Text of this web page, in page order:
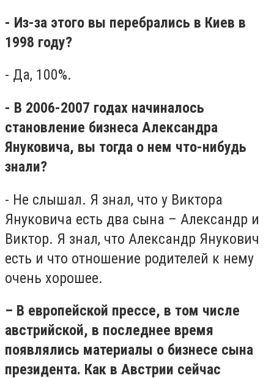
- Из-за этого вы перебрались в Киев в
1998 году?
- Да, 100%.
- В 2006-2007 годах начиналось
становление бизнеса Александра
Януковича, вы тогда о нем что-нибудь
знали?
- Не слышал. Я знал, что у Виктора
Януковича есть два сына – Александр и
Виктор. Я знал, что Александр Янукович
есть и что отношение родителей к нему
очень хорошее.
– В европейской прессе, в том числе
австрийской, в последнее время
появлялись материалы о бизнесе сына
президента. Как в Австрии сейчас